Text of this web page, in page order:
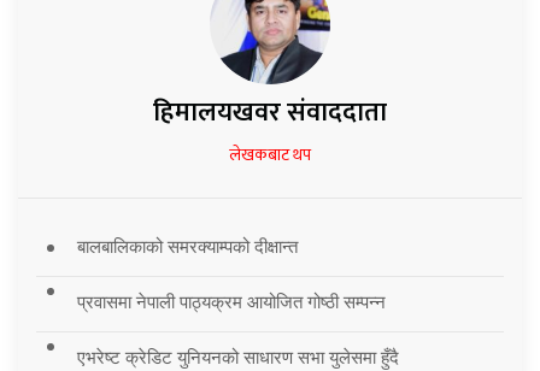
हिमालयखवर संवाददाता
लेखकबाट थप
बालबालिकाको समरक्याम्पको दीक्षान्त
प्रवासमा नेपाली पाठ्यक्रम आयोजित गोष्ठी सम्पन्न
एभरेष्ट क्रेडिट युनियनको साधारण सभा युलेसमा हुँदै